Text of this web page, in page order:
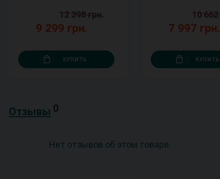
9 299 грн.
12 398 грн.
КУПИТЬ
7 997
10 662
КУПИТЬ
Отзывы 0
Нет отзывов об этом товаре.